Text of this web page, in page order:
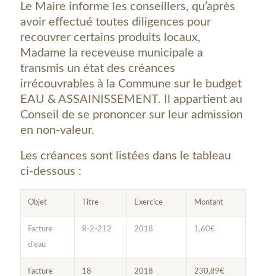
Le Maire informe les conseillers, qu’après
avoir effectué toutes diligences pour
recouvrer certains produits locaux,
Madame la receveuse municipale a
transmis un état des créances
irrécouvrables à la Commune sur le budget
EAU & ASSAINISSEMENT. Il appartient au
Conseil de se prononcer sur leur admission
en non-valeur.
Les créances sont listées dans le tableau
ci-dessous :
Objet Titre Exercice Montant
Facture
d’eau
R-2-212 2018 1,60€
Facture
18 2018 230,89€